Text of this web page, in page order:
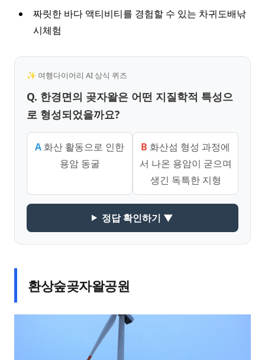
짜릿한 바다 액티비티를 경험할 수 있는 차귀도배낚
시체험
✨ 여행다이어리 AI 상식 퀴즈
Q. 한경면의 곶자왈은 어떤 지질학적 특성으
로 형성되었을까요?
A 화산 활동으로 인한
용암 동굴
B 화산섬 형성 과정에
서 나온 용암이 굳으며
생긴 독특한 지형
정답 확인하기 ▼
환상숲곶자왈공원